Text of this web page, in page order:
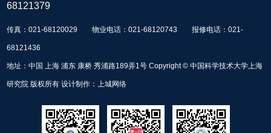
68121379
传真：021-68120029 物业电话：021-68120743 报修电话：021-
68121436
地址：中国 上海 浦东 康桥 秀浦路189弄1号 Copyright © 中国科学技术大学上海
研究院 版权所有 设计制作：上城网络